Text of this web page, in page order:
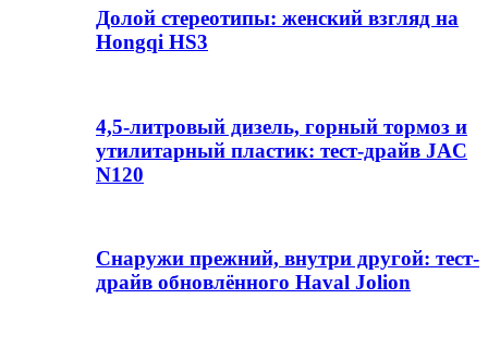
Долой стереотипы: женский взгляд на
Hongqi HS3
4,5-литровый дизель, горный тормоз и
утилитарный пластик: тест-драйв JAC
N120
Снаружи прежний, внутри другой: тест-
драйв обновлённого Haval Jolion